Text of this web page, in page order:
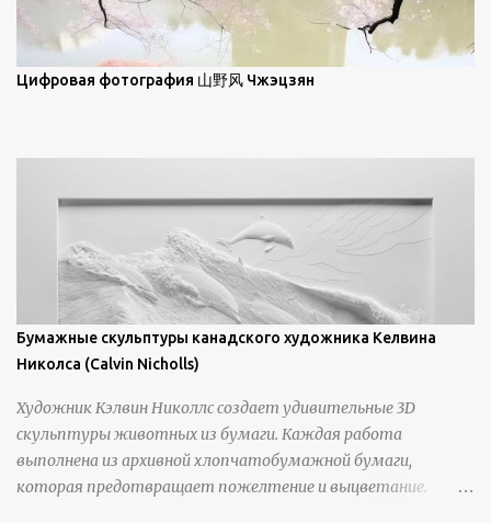
зрителям незаконченный рассказ, который усиливается его
уникальной манерой использования освещения". Для
просмотра всех работ, посетите страницу –
Цифровая фотография 山野风 Чжэцзян
Бумажные скульптуры канадского художника Келвина
Николса (Calvin Nicholls)
Художник Кэлвин Николлс создает удивительные 3D
скульптуры животных из бумаги. Каждая работа
выполнена из архивной хлопчатобумажной бумаги,
которая предотвращает пожелтение и выцветание.